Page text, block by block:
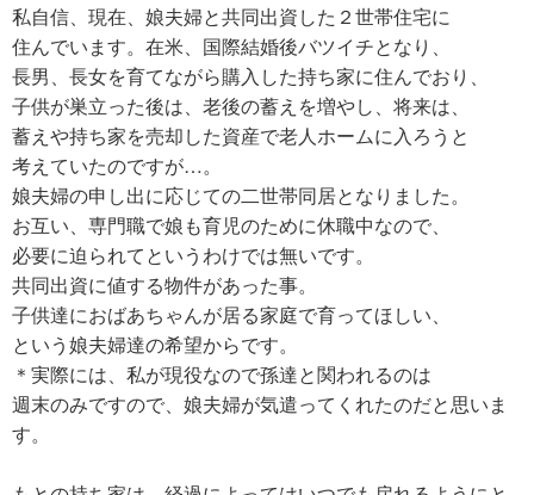
私自信、現在、娘夫婦と共同出資した２世帯住宅に
住んでいます。在米、国際結婚後バツイチとなり、
長男、長女を育てながら購入した持ち家に住んでおり、
子供が巣立った後は、老後の蓄えを増やし、将来は、
蓄えや持ち家を売却した資産で老人ホームに入ろうと
考えていたのですが…。
娘夫婦の申し出に応じての二世帯同居となりました。
お互い、専門職で娘も育児のために休職中なので、
必要に迫られてというわけでは無いです。
共同出資に値する物件があった事。
子供達におばあちゃんが居る家庭で育ってほしい、
という娘夫婦達の希望からです。
＊実際には、私が現役なので孫達と関われるのは
週末のみですので、娘夫婦が気遣ってくれたのだと思いま
す。